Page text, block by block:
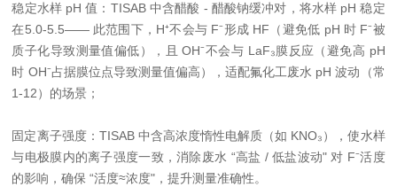
稳定水样 pH 值：TISAB 中含醋酸 - 醋酸钠缓冲对，将水样 pH 稳定
在5.0-5.5—— 此范围下，H⁺不会与 F⁻形成 HF（避免低 pH 时 F⁻被
质子化导致测量值偏低），且 OH⁻不会与 LaF₃膜反应（避免高 pH
时 OH⁻占据膜位点导致测量值偏高），适配氟化工废水 pH 波动（常
1-12）的场景；
固定离子强度：TISAB 中含高浓度惰性电解质（如 KNO₃），使水样
与电极膜内的离子强度一致，消除废水 “高盐 / 低盐波动" 对 F⁻活度
的影响，确保 “活度≈浓度"，提升测量准确性。